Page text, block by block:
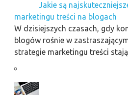
Jakie są
marketingu treści na blogach
W dzisiejszych czasach, gdy
blogów rośnie w
strategie marketingu treści